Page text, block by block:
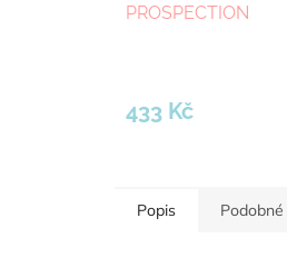
PROSPECTION
433 Kč
Popis Podobné